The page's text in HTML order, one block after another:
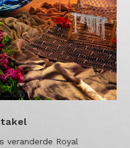
veranderde Royal